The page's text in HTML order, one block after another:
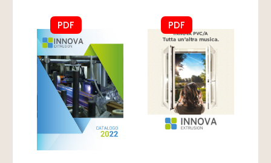
PDF PDF